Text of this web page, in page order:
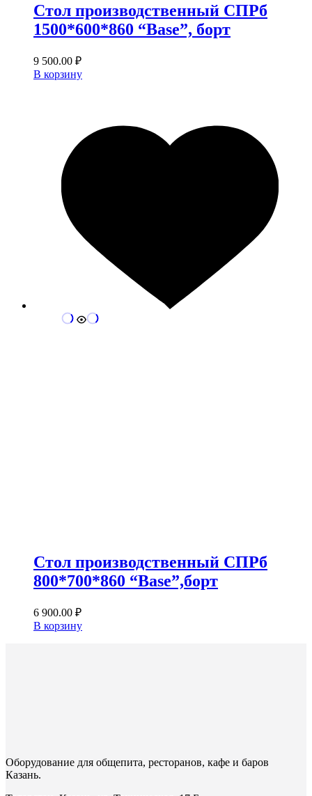
Стол производственный СПРб
1500*600*860 “Base”, борт
9 500.00 ₽
В корзину
Стол производственный СПРб
800*700*860 “Base”,борт
6 900.00 ₽
В корзину
Оборудование для общепита, ресторанов, кафе и баров
Казань.